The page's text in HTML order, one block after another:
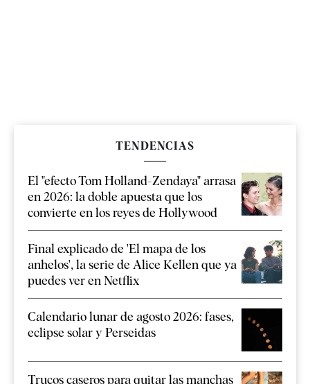
TENDENCIAS
El "efecto Tom Holland-Zendaya" arrasa
en 2026: la doble apuesta que los
convierte en los reyes de Hollywood
Final explicado de 'El mapa de los
anhelos', la serie de Alice Kellen que ya
puedes ver en Netflix
Calendario lunar de agosto 2026: fases,
eclipse solar y Perseidas
Trucos caseros para quitar las manchas